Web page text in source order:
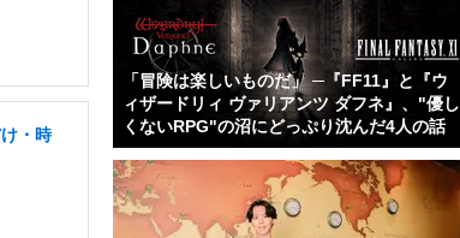
・時
「冒険は楽しいものだ」 ─『FF11』と『ウ
ィザードリィ ヴァリアンツ ダフネ』、"優し
くないRPG"の沼にどっぷり沈んだ4人の話